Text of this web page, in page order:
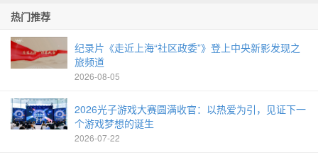
热门推荐
纪录片《走近上海“社区政委”》登上中央新影发现之
旅频道
2026-08-05
2026光子游戏大赛圆满收官：以热爱为引，见证下一
个游戏梦想的诞生
2026-07-22